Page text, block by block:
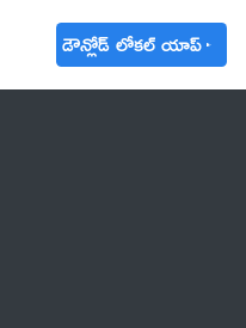
డౌన్లోడ్ లోకల్ యాప్